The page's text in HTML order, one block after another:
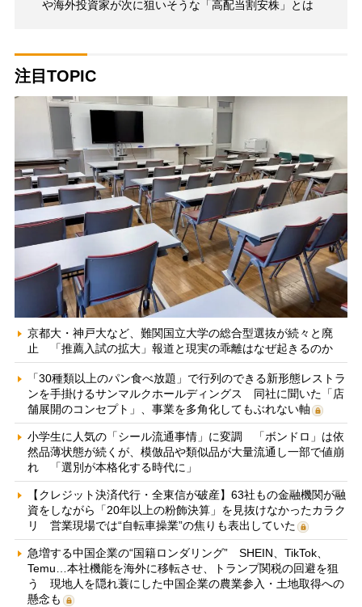
や海外投資家が次に狙いそうな「高配当割安株」とは
注目TOPIC
京都大・神戸大など、難関国立大学の総合型選抜が続々と廃
止 「推薦入試の拡大」報道と現実の乖離はなぜ起きるのか
「30種類以上のパン食べ放題」で行列のできる新形態レストラ
ンを手掛けるサンマルクホールディングス 同社に聞いた「店
舗展開のコンセプト」、事業を多角化してもぶれない軸
小学生に人気の「シール流通事情」に変調 「ボンドロ」は依
然品薄状態が続くが、模倣品や類似品が大量流通し一部で値崩
れ 「選別が本格化する時代に」
【クレジット決済代行・全東信が破産】63社もの金融機関が融
資をしながら「20年以上の粉飾決算」を見抜けなかったカラク
リ 営業現場では“自転車操業”の焦りも表出していた
急増する中国企業の“国籍ロンダリング” SHEIN、TikTok、
Temu…本社機能を海外に移転させ、トランプ関税の回避を狙
う 現地人を隠れ蓑にした中国企業の農業参入・土地取得への
懸念も